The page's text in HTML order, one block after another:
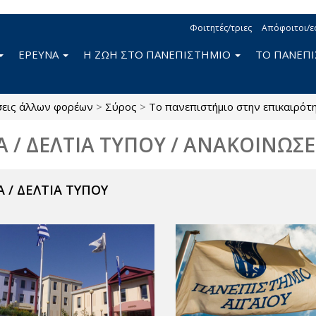
Φοιτητές/τριες Απόφοιτοι/
ΕΡΕΥΝΑ Η ΖΩΗ ΣΤΟ ΠΑΝΕΠΙΣΤΗΜΙΟ ΤΟ
άλλων φορέων > Σύρος > Το πανεπιστήμιο στην
/ ΔΕΛΤΙΑ ΤΥΠΟΥ /
/ ΔΕΛΤΙΑ ΤΥΠΟΥ